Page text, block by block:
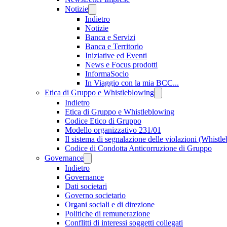
Notizie
Indietro
Notizie
Banca e Servizi
Banca e Territorio
Iniziative ed Eventi
News e Focus prodotti
InformaSocio
In Viaggio con la mia BCC...
Etica di Gruppo e Whistleblowing
Indietro
Etica di Gruppo e Whistleblowing
Codice Etico di Gruppo
Modello organizzativo 231/01
Il sistema di segnalazione delle violazioni
Codice di Condotta Anticorruzione di Gruppo
Governance
Indietro
Governance
Dati societari
Governo societario
Organi sociali e di direzione
Politiche di remunerazione
Conflitti di interessi soggetti collegati